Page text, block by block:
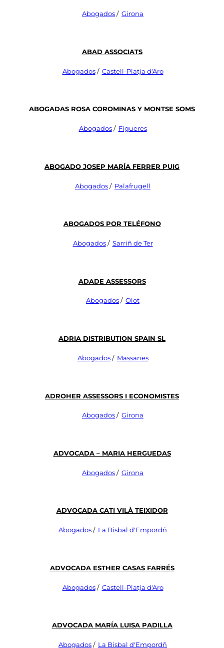
Abogados/ Girona
Abad Associats
Abogados/ Castell-Platja d'Aro
Abogadas Rosa Corominas Y Montse Soms
Abogados/ Figueres
ABOGADO JOSEP MARÍA FERRER PUIG
Abogados/ Palafrugell
Abogados Por Teléfono
Abogados/ Sarriñ de Ter
Adade Assessors
Abogados/ Olot
Adria Distribution Spain Sl
Abogados/ Massanes
Adroher Assessors I Economistes
Abogados/ Girona
Advocada – Maria Herguedas
Abogados/ Girona
Advocada Cati Vilà Teixidor
Abogados/ La Bisbal d'Empordñ
Advocada Esther Casas Farrés
Abogados/ Castell-Platja d'Aro
Advocada María Luisa Padilla
Abogados/ La Bisbal d'Empordñ